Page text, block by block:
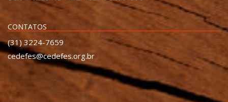
CONTATOS
(31) 3224-7659
cedefes@cedefes.org.br